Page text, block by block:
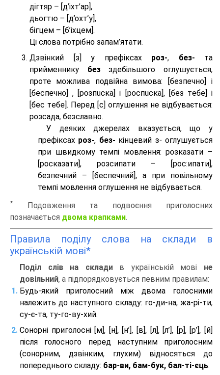
дігтяр – [д’іхт’ар],
дьогтю – [д’охт’у],
бігцем – [б’іхцем].
Ці слова потрібно запам’ятати.
Дзвінкий [з] у префіксах роз-, без- та
прийменнику безздебільшого оглушується,
проте можлива подвійна вимова: [безпeчно] і
[беспeчно] , [розпuска] і [роспuска], [без тeбе] і
[бес тeбе]. Перед [с] оглушення не відбувається:
розсада, безславно.
У деяких джерелах вказується, що у
префіксах роз-, без- кінцевий з- оглушується
при швидкому темпі мовлення: розказати –
[росказати], розсипати – [роc:ипати],
безпечний – [беспечний], а при повільному
темпі мовлення оглушення не відбувається.
*
Подовження та подвоєння приголосних
позначається двома крапками.
Правила поділу слова на склади в
українській мові*
Поділ слів на складив українській мові не
довільний, а підпорядковується певним правилам:
Будь-який приголосний між двома голосними
належить до наступного складу: го-ди-на, жа-рі-ти,
су-є-та, ту-го-ву-хий.
Сонорні приголосні [м], [н], [н’], [в], [л], [л’], [р], [р’], [й]
після голосного перед наступним приголосним
(сонорним, дзвінким, глухим) відносяться до
попереднього складу: бар-ви, бам-бук, бал-ті-єць.